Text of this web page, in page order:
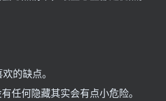
的缺点。
任何隐藏其实会有点小危险。